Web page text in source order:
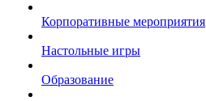
Корпоративные мероприятия
Настольные игры
Образование